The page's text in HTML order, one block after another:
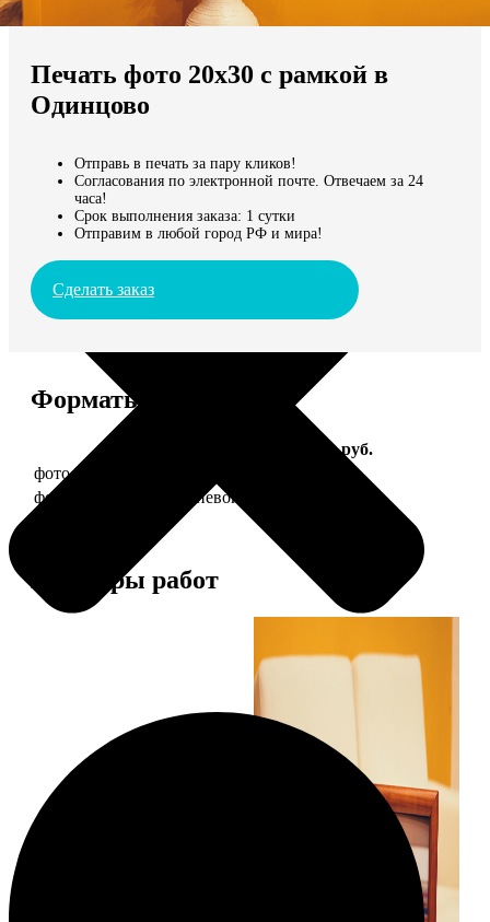
Мы доставляем по всему миру
Продолжить без города
Печать фото 20х30 с рамкой в
Одинцово
Отправь в печать за пару кликов!
Согласования по электронной почте. Отвечаем за 24
часа!
Срок выполнения заказа: 1 сутки
Отправим в любой город РФ и мира!
Сделать заказ
Форматы и цены
Цена, руб.
фото 20х30 в деревянной рамке
фото 20х30 в алюминиевой рамке
Примеры работ